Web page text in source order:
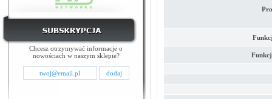
Chcesz otrzymywać informacje o
nowościach w naszym sklepie?